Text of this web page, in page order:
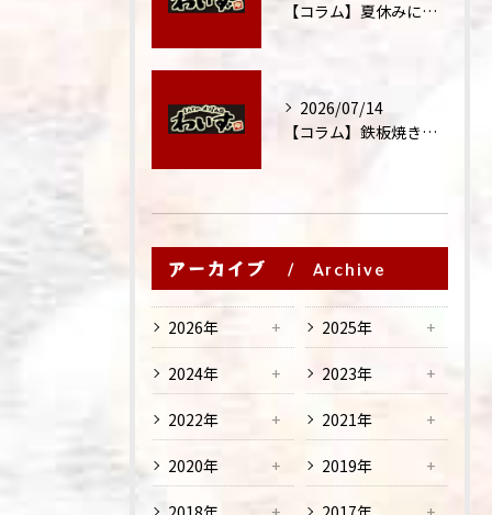
【コラム】夏休みに家族外食が増える理由
2026/07/14
【コラム】鉄板焼きが"コミュニケーション飯"と呼ばれる理由
アーカイブ Archive
2026年 2025年
2024年 2023年
2022年 2021年
2020年 2019年